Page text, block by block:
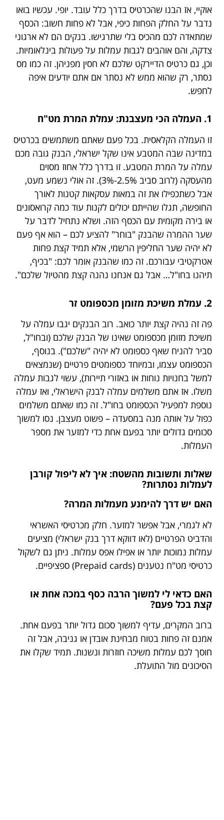
אוקיי, אז הבנו שהכרטיס בדרך כלל עובד. יופי. עכשיו בואו
נדבר על החלק הפחות כיפי, אבל לא פחות חשוב: הכסף
שמתאדה לכם מהכיס בלי שתרגישו. בנקים הם לא ארגוני
צדקה, והם אוהבים לגבות עמלות על פעולות בינלאומיות.
וכן, גם כרטיס הדיירקט שלכם לא חסין מפניהן. זה כמו מס
נסתר, רק שהוא ממש לא נסתר אם אתם יודעים איפה
לחפש.
1. העמלה הכי מעצבנת: עמלת המרת מט"ח
זו העמלה הקלאסית. בכל פעם שאתם משתמשים בכרטיס
במדינה שבה המטבע אינו שקל ישראלי, הבנק גובה מכם
עמלה על המרת המטבע. זו בדרך כלל אחוז מסוים
מהעסקה (לרוב סביב 2.5%-3%). זה אולי נשמע מעט,
אבל כשתכפילו את זה במאות עסקאות קטנות לאורך
החופשה, תגלו שהייתם יכולים לקנות עוד כמה קרואסונים
או בירה מקומית עם הכסף הזה. ושלא נתחיל לדבר על
שער ההמרה שהבנק "בוחר" להציע לכם – הוא אף פעם
לא יהיה שער החליפין הרשמי, אלא תמיד קצת פחות
אטרקטיבי עבורכם. זה כמו שהבנק אומר לכם: "בכיף,
תיהנו בחו"ל… אבל גם אנחנו נהנה קצת מהטיול שלכם".
2. עמלת משיכת מזומן מכספומט זר
פה זה נהיה קצת יותר כואב. רוב הבנקים יגבו עמלה על
משיכת מזומן מכספומט שאינו של הבנק שלכם (ובחו"ל,
סביר להניח שאף כספומט לא יהיה "שלכם"). בנוסף,
הכספומט עצמו, ובמיוחד כספומטים פרטיים (שנמצאים
למשל בחנויות נוחות או באזורי תיירות), עשוי לגבות עמלה
משלו. אז אתם משלמים עמלה לבנק הישראלי, ואז עמלה
נוספת למפעיל הכספומט בחו"ל. זה כמו שאתם משלמים
כפול על אותה מנה במסעדה – פשוט מעצבן. נסו למשוך
סכומים גדולים יותר בפעם אחת כדי למזער את מספר
העמלות.
שאלות ותשובות מהשטח: איך לא ליפול קורבן
לעמלות נסתרות?
האם יש דרך להימנע מעמלות המרה?
לא לגמרי, אבל אפשר למזער. חלק מכרטיסי האשראי
והדביט הפרטיים (לאו דווקא דרך בנק ישראלי) מציעים
עמלות נמוכות יותר או אפילו אפס עמלות. ניתן גם לשקול
כרטיסי מט"ח נטענים (Prepaid cards) ספציפיים.
האם כדאי לי למשוך הרבה כסף במכה אחת או
קצת בכל פעם?
ברוב המקרים, עדיף למשוך סכום גדול יותר בפעם אחת.
אמנם זה פחות בטוח מבחינת אובדן או גניבה, אבל זה
חוסך לכם עמלות משיכה חוזרות ונשנות. תמיד שקלו את
הסיכונים מול התועלת.